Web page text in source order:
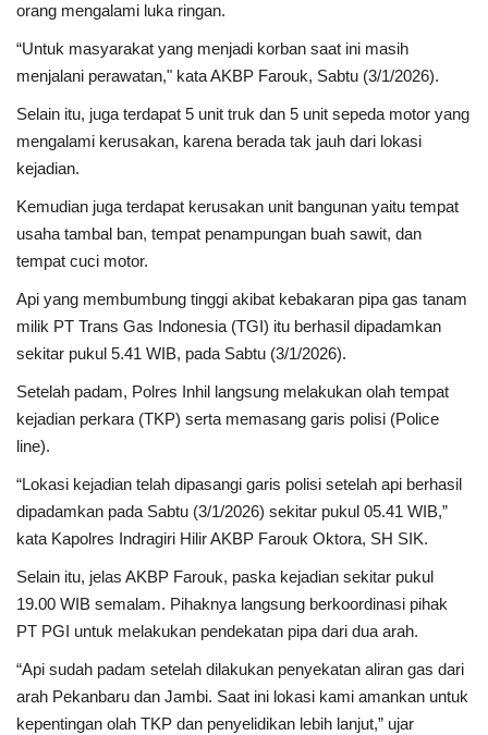
orang mengalami luka ringan.
“Untuk masyarakat yang menjadi korban saat ini masih
menjalani perawatan," kata AKBP Farouk, Sabtu (3/1/2026).
Selain itu, juga terdapat 5 unit truk dan 5 unit sepeda motor yang
mengalami kerusakan, karena berada tak jauh dari lokasi
kejadian.
Kemudian juga terdapat kerusakan unit bangunan yaitu tempat
usaha tambal ban, tempat penampungan buah sawit, dan
tempat cuci motor.
Api yang membumbung tinggi akibat kebakaran pipa gas tanam
milik PT Trans Gas Indonesia (TGI) itu berhasil dipadamkan
sekitar pukul 5.41 WIB, pada Sabtu (3/1/2026).
Setelah padam, Polres Inhil langsung melakukan olah tempat
kejadian perkara (TKP) serta memasang garis polisi (Police
line).
“Lokasi kejadian telah dipasangi garis polisi setelah api berhasil
dipadamkan pada Sabtu (3/1/2026) sekitar pukul 05.41 WIB,”
kata Kapolres Indragiri Hilir AKBP Farouk Oktora, SH SIK.
Selain itu, jelas AKBP Farouk, paska kejadian sekitar pukul
19.00 WIB semalam. Pihaknya langsung berkoordinasi pihak
PT PGI untuk melakukan pendekatan pipa dari dua arah.
“Api sudah padam setelah dilakukan penyekatan aliran gas dari
arah Pekanbaru dan Jambi. Saat ini lokasi kami amankan untuk
kepentingan olah TKP dan penyelidikan lebih lanjut,” ujar